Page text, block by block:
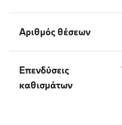
Αριθμός θέσεων
Επενδύσεις
καθισμάτων